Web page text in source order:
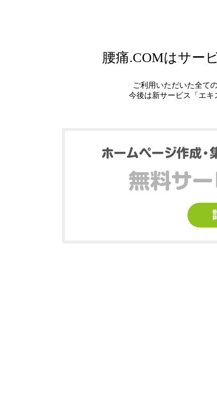
腰痛.COMはサー
ご利用いただいた全て
今後は新サービス「エ